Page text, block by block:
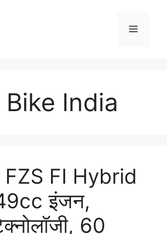
Menu
India
FI Hybrid
इंजन,
60